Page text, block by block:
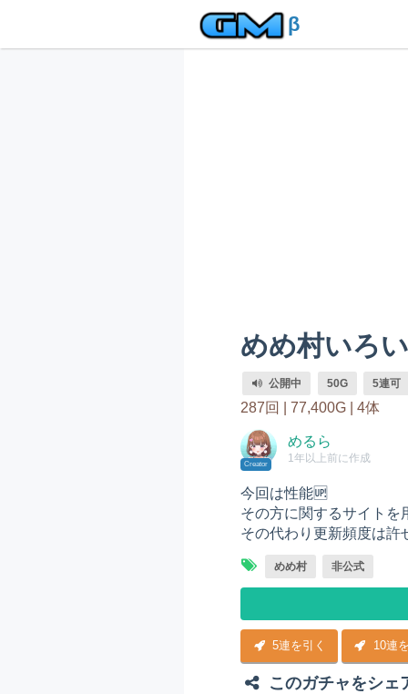
β
めめ村いろ
公開中 50G 5連可
287回 | 77,400G | 4体
Creator
めるら
1年以上前に作成
今回は性能🆙
その方に関するサイトを
その代わり更新頻度は許
めめ村 非公式
5連を引く 10連
このガチャをシェ